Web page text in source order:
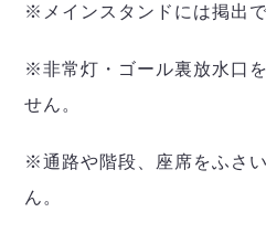
※メインスタンドには掲出で
※非常灯・ゴール裏放水口
せん。
※通路や階段、座席をふさ
ん。